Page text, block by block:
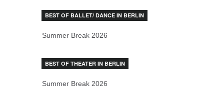
BEST OF BALLET/ DANCE IN BERLIN
Summer Break 2026
BEST OF THEATER IN BERLIN
Summer Break 2026